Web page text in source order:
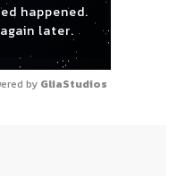
happened.
later.
by GliaStudios